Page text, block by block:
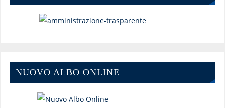
NUOVO ALBO ONLINE